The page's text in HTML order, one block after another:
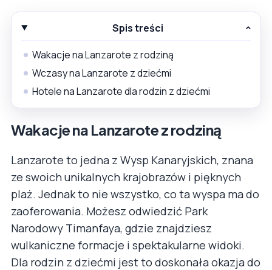
Spis treści
Wakacje na Lanzarote z rodziną
Wczasy na Lanzarote z dziećmi
Hotele na Lanzarote dla rodzin z dziećmi
Wakacje na Lanzarote z rodziną
Lanzarote to jedna z Wysp Kanaryjskich, znana
ze swoich unikalnych krajobrazów i pięknych
plaż. Jednak to nie wszystko, co ta wyspa ma do
zaoferowania. Możesz odwiedzić Park
Narodowy Timanfaya, gdzie znajdziesz
wulkaniczne formacje i spektakularne widoki.
Dla rodzin z dziećmi jest to doskonała okazja do